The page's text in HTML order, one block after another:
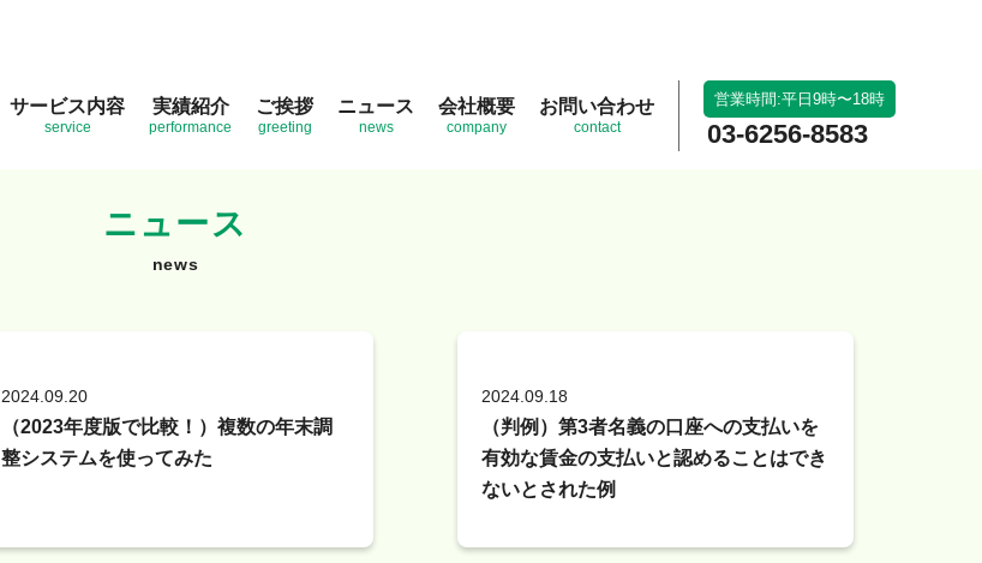
サービス内容
service
実績紹介
performance
ご挨拶
greeting
ニュース
news
会社概要
company
お問い合わせ
contact
営業時間:平日9時〜18時
03-6256-8583
ニュース
news
2024.09.20
（2023年度版で比較！）複数の年末調
整システムを使ってみた
2024.09.18
（判例）第3者名義の口座への支払いを
有効な賃金の支払いと認めることはでき
ないとされた例